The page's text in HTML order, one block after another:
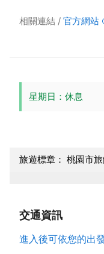
相關連結 官方網站
星期日：休息
旅遊標章： 桃園市
交通資訊
進入後可依您的出